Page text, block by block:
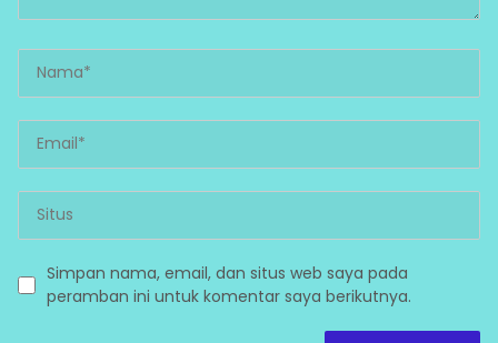
Simpan nama, email, dan situs web saya pada
peramban ini untuk komentar saya berikutnya.